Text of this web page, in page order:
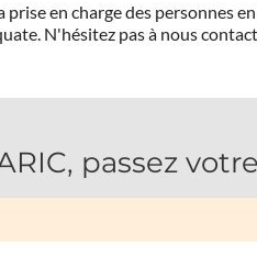
prise en charge des personnes
N'hésitez pas à nous
passez